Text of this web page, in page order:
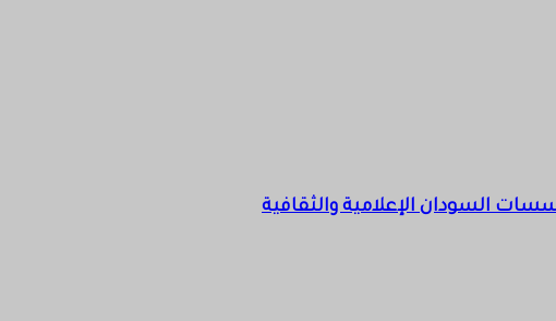
السودان الإعلامية والثقافية